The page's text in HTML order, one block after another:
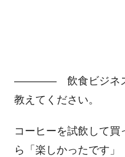
―――― 飲食ビジネス
教えてください。
コーヒーを試飲して
ら「楽しかったです」